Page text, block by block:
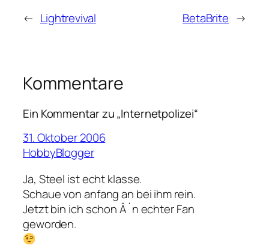
← Lightrevival BetaBrite →
Kommentare
Ein Kommentar zu „Internetpolizei“
31. Oktober 2006
HobbyBlogger
Ja, Steel ist echt klasse.
Schaue von anfang an bei ihm rein.
Jetzt bin ich schon Â´n echter Fan
geworden.